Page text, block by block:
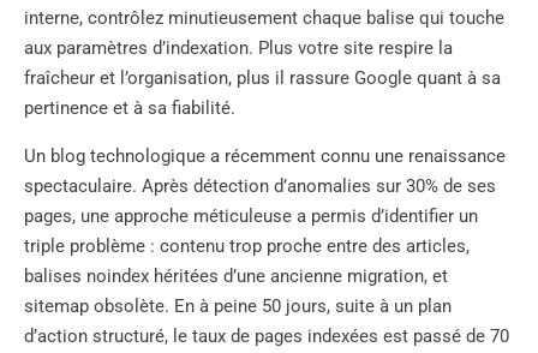
interne, contrôlez minutieusement chaque balise qui touche
aux paramètres d’indexation. Plus votre site respire la
fraîcheur et l’organisation, plus il rassure Google quant à sa
pertinence et à sa fiabilité.
Un blog technologique a récemment connu une renaissance
spectaculaire. Après détection d’anomalies sur 30% de ses
pages, une approche méticuleuse a permis d’identifier un
triple problème : contenu trop proche entre des articles,
balises noindex héritées d’une ancienne migration, et
sitemap obsolète. En à peine 50 jours, suite à un plan
d’action structuré, le taux de pages indexées est passé de 70